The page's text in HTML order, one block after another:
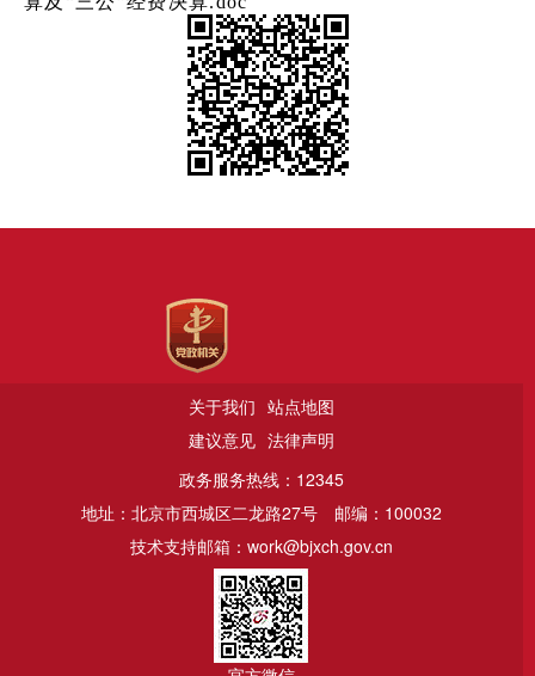
关于我们 站点地图
建议意见 法律声明
政务服务热线：12345
地址：北京市西城区二龙路27号
邮编：100032
技术支持邮箱：work@bjxch.gov.cn